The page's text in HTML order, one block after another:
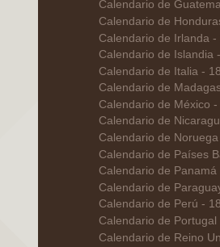
Calendario de
Calendario de
Calendario de Irlanda -
Calendario de Islandia
Calendario de Italia -
Calendario de
Calendario de México -
Calendario de
Calendario de
Calendario de Países
Calendario de Panamá
Calendario de
Calendario de Perú -
Calendario de Portugal
Calendario de Reino